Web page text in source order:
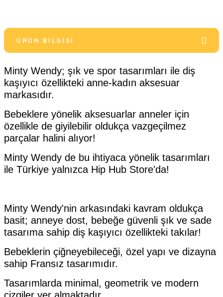
ÜRÜN BILGISI
Minty Wendy; şık ve spor tasarımları ile diş
kaşıyıcı özellikteki anne-kadın aksesuar
markasıdır.
Bebeklere yönelik aksesuarlar anneler için
özellikle de giyilebilir oldukça vazgeçilmez
parçalar halini alıyor!
Minty Wendy de bu ihtiyaca yönelik tasarımları
ile Türkiye yalnızca Hip Hub Store'da!
Minty Wendy'nin arkasındaki kavram oldukça
basit; anneye dost, bebeğe güvenli şık ve sade
tasarıma sahip diş kaşıyıcı özellikteki takılar!
Bebeklerin çiğneyebileceği, özel yapı ve dizayna
sahip Fransız tasarımıdır.
Tasarımlarda minimal, geometrik ve modern